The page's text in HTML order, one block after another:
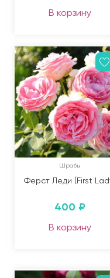
В корзину
Шрабы
Ферст Леди (First
400 ₽
В корзину